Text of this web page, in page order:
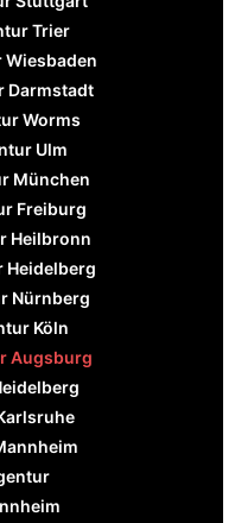
Trier
Wiesbaden
Darmstadt
Worms
Ulm
München
Freiburg
Heilbronn
Heidelberg
Nürnberg
Köln
Augsburg